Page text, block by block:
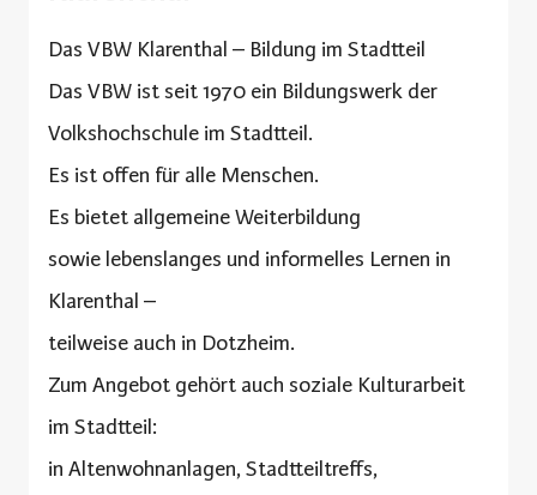
Das VBW Klarenthal – Bildung im Stadtteil
Das VBW ist seit 1970 ein Bildungswerk der
Volkshochschule im Stadtteil.
Es ist offen für alle Menschen.
Es bietet allgemeine Weiterbildung
sowie lebenslanges und informelles Lernen in
Klarenthal –
teilweise auch in Dotzheim.
Zum Angebot gehört auch soziale Kulturarbeit
im Stadtteil:
in Altenwohnanlagen, Stadtteiltreffs,